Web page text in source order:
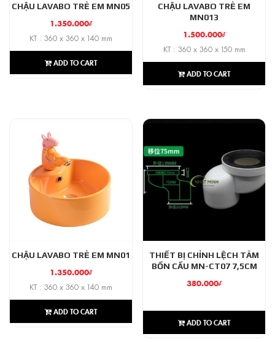
CHẬU LAVABO TRẺ EM MN05
1.350.000₫
KT : 360 x 360 x 140 mm
ADD TO CART
CHẬU LAVABO TRẺ EM
MN013
1.500.000₫
KT : 360 x 360 x 150 mm
ADD TO CART
CHẬU LAVABO TRẺ EM MN01
1.350.000₫
KT : 360 x 360 x 140 mm
ADD TO CART
THIẾT BỊ CHỈNH LỆCH TÂM
BỒN CẦU MN-CT07 7,5CM
380.000₫
ADD TO CART